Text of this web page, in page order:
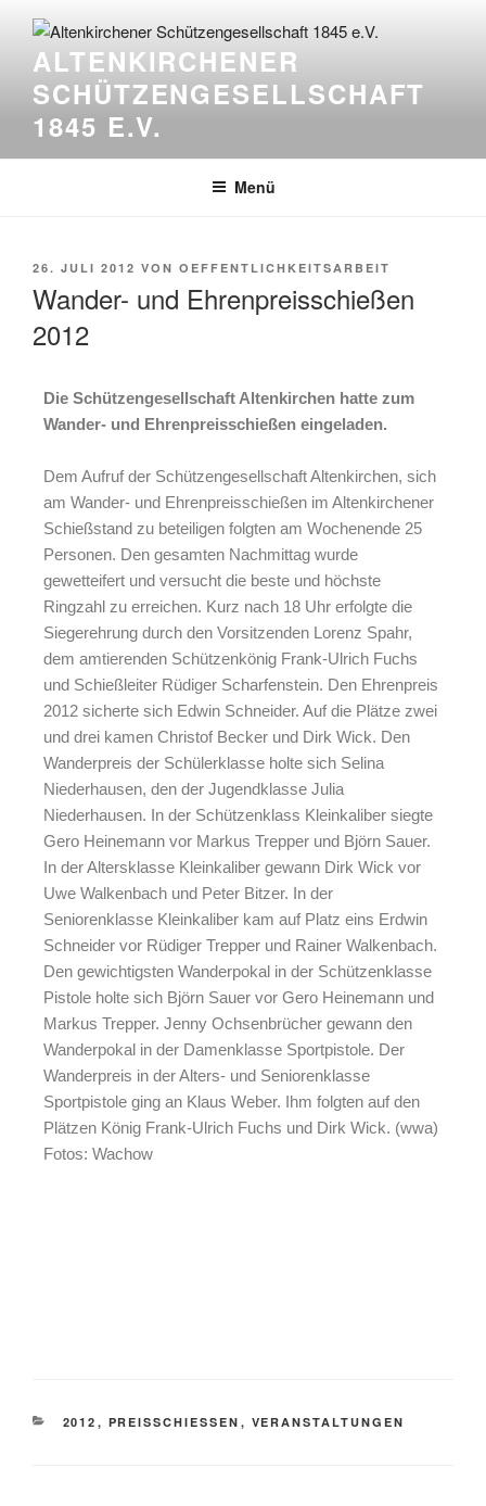
ALTENKIRCHENER
SCHÜTZENGESELLSCHAFT
1845 E.V.
Menü
26. JULI 2012 VON OEFFENTLICHKEITSARBEIT
Wander- und Ehrenpreisschießen
2012
Die Schützengesellschaft Altenkirchen hatte zum
Wander- und Ehrenpreisschießen eingeladen.
Dem Aufruf der Schützengesellschaft Altenkirchen, sich
am Wander- und Ehrenpreisschießen im Altenkirchener
Schießstand zu beteiligen folgten am Wochenende 25
Personen. Den gesamten Nachmittag wurde
gewetteifert und versucht die beste und höchste
Ringzahl zu erreichen. Kurz nach 18 Uhr erfolgte die
Siegerehrung durch den Vorsitzenden Lorenz Spahr,
dem amtierenden Schützenkönig Frank-Ulrich Fuchs
und Schießleiter Rüdiger Scharfenstein. Den Ehrenpreis
2012 sicherte sich Edwin Schneider. Auf die Plätze zwei
und drei kamen Christof Becker und Dirk Wick. Den
Wanderpreis der Schülerklasse holte sich Selina
Niederhausen, den der Jugendklasse Julia
Niederhausen. In der Schützenklass Kleinkaliber siegte
Gero Heinemann vor Markus Trepper und Björn Sauer.
In der Altersklasse Kleinkaliber gewann Dirk Wick vor
Uwe Walkenbach und Peter Bitzer. In der
Seniorenklasse Kleinkaliber kam auf Platz eins Erdwin
Schneider vor Rüdiger Trepper und Rainer Walkenbach.
Den gewichtigsten Wanderpokal in der Schützenklasse
Pistole holte sich Björn Sauer vor Gero Heinemann und
Markus Trepper. Jenny Ochsenbrücher gewann den
Wanderpokal in der Damenklasse Sportpistole. Der
Wanderpreis in der Alters- und Seniorenklasse
Sportpistole ging an Klaus Weber. Ihm folgten auf den
Plätzen König Frank-Ulrich Fuchs und Dirk Wick. (wwa)
Fotos: Wachow
2012 , PREISSCHIESSEN , VERANSTALTUNGEN